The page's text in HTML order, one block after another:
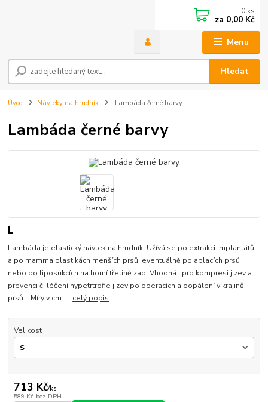
Menu
Hledat
0 ks
za 0,00 Kč
Úvod Návleky na hrudník Lambáda černé barvy
Lambáda černé barvy
L
Lambáda je elastický návlek na hrudník. Užívá se po extrakci implantátů
a po mamma plastikách menších prsů, eventuálně po ablacích prsů
nebo po liposukcích na horní třetině zad. Vhodná i pro kompresi jizev a
prevenci či léčení hypetrtrofie jizev po operacích a popálení v krajině
prsů. Míry v cm: ... celý popis
Velikost
713 Kč/ks
589 Kč bez DPH